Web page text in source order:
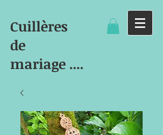
Cuillères
de
mariage ....